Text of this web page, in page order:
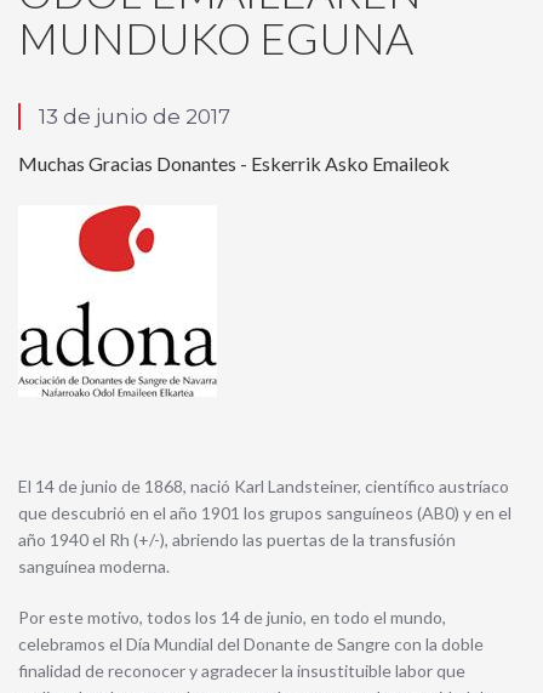
MUNDUKO EGUNA
13 de junio de 2017
Muchas Gracias Donantes - Eskerrik Asko Emaileok
El 14 de junio de 1868, nació Karl Landsteiner, científico austríaco
que descubrió en el año 1901 los grupos sanguíneos (AB0) y en el
año 1940 el Rh (+/-), abriendo las puertas de la transfusión
sanguínea moderna.
Por este motivo, todos los 14 de junio, en todo el mundo,
celebramos el Día Mundial del Donante de Sangre con la doble
finalidad de reconocer y agradecer la insustituible labor que